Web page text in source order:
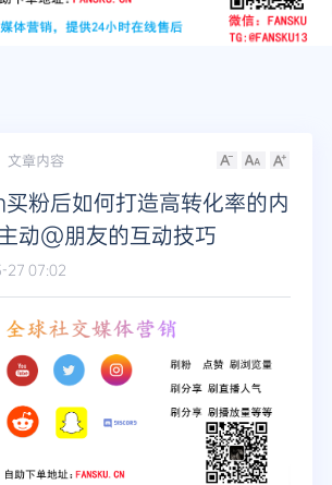
twitter
文章内容
粉后如何打造高转化率的内
动@朋友的互动技巧
27 07:02